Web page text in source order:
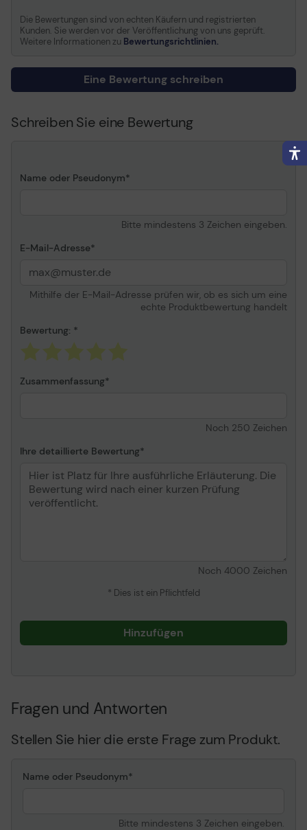
Typ
Serviceerweiterung
Inbegriffene Leistungen
Austausch
Volle Vertragslaufzeit
3 Jahre
Details zu Service &
Serviceerweiterung -
5150w, 5168, 5440v,
5740p, 5740xi, 5745,
5850w, 5940xi, 5943,
Die Bewertungen sind von echten Käufern und registrierten
Kunden. Sie werden vor der Veröffentlichung von uns geprüft.
Weitere Informationen zu Bewertungsrichtlinien.
Eine Bewertung schreiben
Schreiben Sie eine Bewertung
Name oder Pseudonym
Bitte mindestens 3 Zeichen eingeben.
E-Mail-Adresse
Mithilfe der E-Mail-Adresse prüfen wir, ob es sich um eine
echte Produktbewertung handelt
Bewertung:
Zusammenfassung
Noch 250 Zeichen
Ihre detaillierte Bewertung
Noch 4000 Zeichen
* Dies ist ein Pflichtfeld
Hinzufügen
Fragen und Antworten
Stellen Sie hier die erste Frage zum Produkt.
Name oder Pseudonym
Bitte mindestens 3 Zeichen eingeben.